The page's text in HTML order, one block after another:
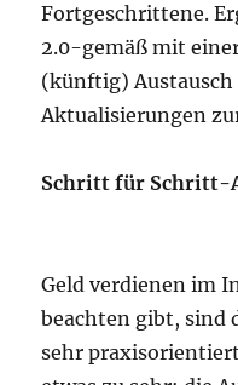
Fortgeschrittene.
2.0-gemäß mit
(künftig)
Aktualisierungen
Schritt für Schritt-
Geld verdienen im
beachten gibt, sind
sehr